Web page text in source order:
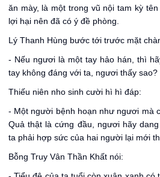
ăn mày, là một trong vũ nội tam kỳ
lợi hại nên đã có ý đề phòng.
Lý Thanh Hùng bước tới trước mặt
- Nếu ngươi là một tay hảo hán, thì
tay không đáng với ta, ngươi thấy sao?
Thiếu niên nho sinh cười hì hì đáp:
- Một người bệnh hoạn như ngươi mà
Quả thật là cứng đầu, ngươi hãy
ta phải hợp sức của hai người lại mới
Bỗng Truy Vân Thần Khất nói: